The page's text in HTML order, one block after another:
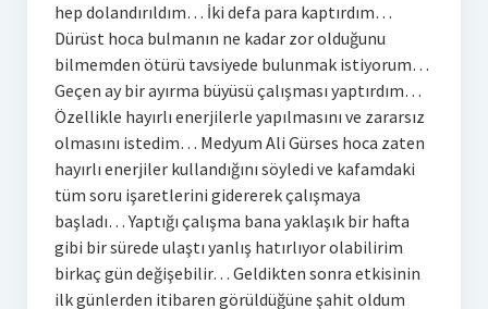
hep dolandırıldım… İki defa para kaptırdım…
Dürüst hoca bulmanın ne kadar zor olduğunu
bilmemden ötürü tavsiyede bulunmak istiyorum…
Geçen ay bir ayırma büyüsü çalışması yaptırdım…
Özellikle hayırlı enerjilerle yapılmasını ve zararsız
olmasını istedim… Medyum Ali Gürses hoca zaten
hayırlı enerjiler kullandığını söyledi ve kafamdaki
tüm soru işaretlerini gidererek çalışmaya
başladı… Yaptığı çalışma bana yaklaşık bir hafta
gibi bir sürede ulaştı yanlış hatırlıyor olabilirim
birkaç gün değişebilir… Geldikten sonra etkisinin
ilk günlerden itibaren görüldüğüne şahit oldum